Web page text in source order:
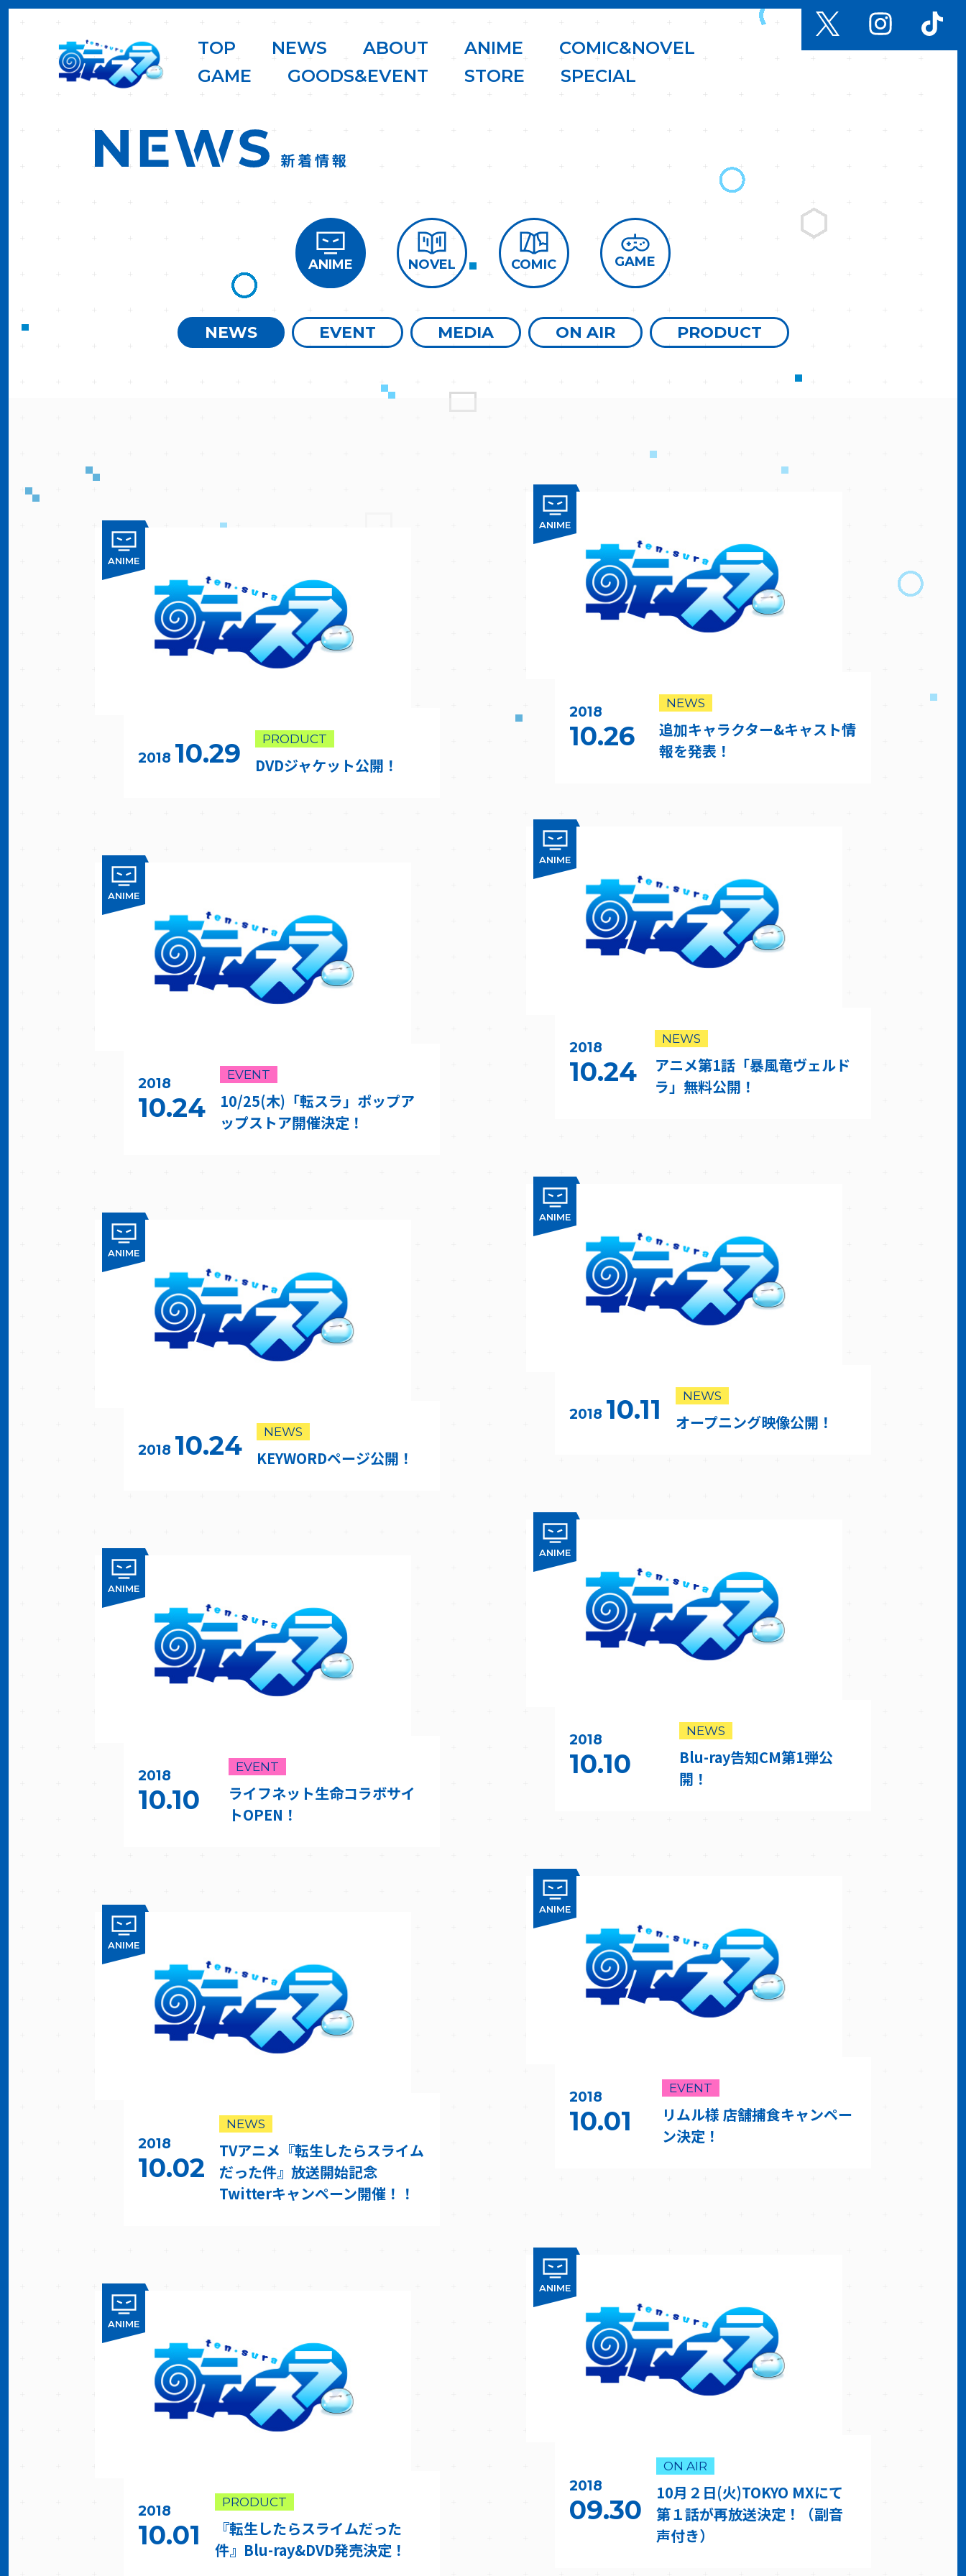
TOP NEWS ABOUT ANIME COMIC&NOVEL
GAME GOODS&EVENT STORE SPECIAL
新着情報
ANIME NOVEL COMIC GAME
NEWS EVENT MEDIA ON AIR PRODUCT
ANIME
2018 10.29 PRODUCT
DVDジャケット公開！
ANIME
2018
10.26
NEWS
追加キャラクター&キャスト情
報を発表！
ANIME
2018
10.24
EVENT
10/25(木)「転スラ」ポップア
ップストア開催決定！
ANIME
2018
10.24
NEWS
アニメ第1話「暴風竜ヴェルド
ラ」無料公開！
ANIME
2018 10.24 NEWS
KEYWORDページ公開！
ANIME
2018 10.11 NEWS
オープニング映像公開！
ANIME
2018
10.10
EVENT
ライフネット生命コラボサイ
トOPEN！
ANIME
2018
10.10
NEWS
Blu-ray告知CM第1弾公
開！
ANIME
2018
10.02
NEWS
TVアニメ『転生したらスライム
だった件』放送開始記念
Twitterキャンペーン開催！！
ANIME
2018
10.01
EVENT
リムル様 店舗捕食キャンペー
ン決定！
ANIME
2018
10.01
PRODUCT
『転生したらスライムだった
件』Blu-ray&DVD発売決定！
ANIME
2018
09.30
ON AIR
10月２日(火)TOKYO MXにて
第１話が再放送決定！（副音
声付き）